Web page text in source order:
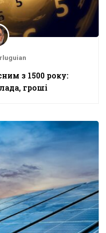
з 1500 року:
гроші